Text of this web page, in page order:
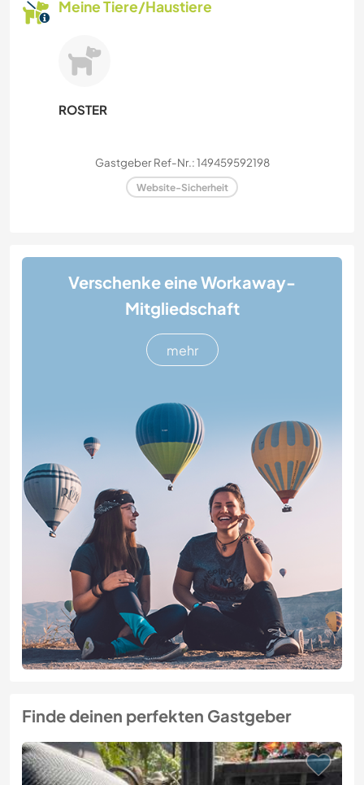
Meine Tiere/Haustiere
ROSTER
Gastgeber Ref-Nr.: 149459592198
Website-Sicherheit
Verschenke eine Workaway-
Mitgliedschaft
mehr
Finde deinen perfekten Gastgeber